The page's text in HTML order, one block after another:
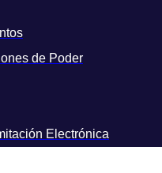
de Poder
Electrónica